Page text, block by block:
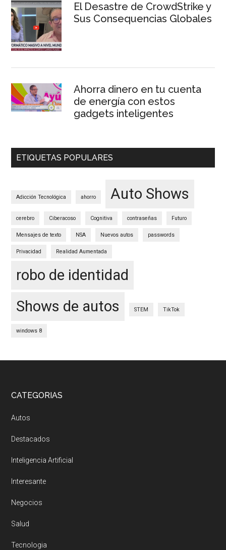
El Desastre de CrowdStrike y
Sus Consequencias Globales
Ahorra dinero en tu cuenta
de energía con estos
gadgets inteligentes
ETIQUETAS POPULARES
Adicción Tecnológica ahorro Auto Shows
cerebro Ciberacoso Cognitiva contraseñas Futuro
Mensajes de texto NSA Nuevos autos passwords
Privacidad Realidad Aumentada
robo de identidad
Shows de autos
STEM TikTok
windows 8
Footer
CATEGORIAS
Autos
Destacados
Inteligencia Artificial
Interesante
Negocios
Salud
Tecnologia